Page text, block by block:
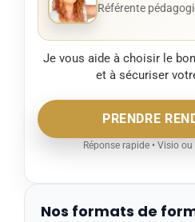
Référente
Je vous aide à choisir le
et à sécuriser
PRENDRE
Réponse rapide • Visio
Nos formats de